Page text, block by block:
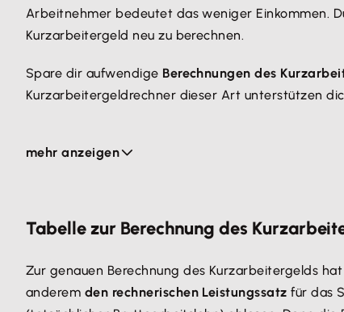
Arbeitnehmer bedeutet das weniger Einkommen.
Kurzarbeitergeld neu zu berechnen.
Spare dir aufwendige Berechnungen des
Kurzarbeitergeldrechner dieser Art unterstützen
Unternehmensplanung gezielt anpassen. Denn
mehr anzeigen
Tabelle zur Berechnung des
Zur genauen Berechnung des Kurzarbeitergelds
anderem den rechnerischen Leistungssatz für das